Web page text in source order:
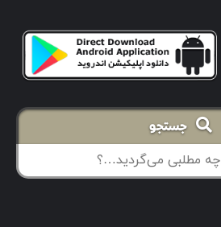
جستجو